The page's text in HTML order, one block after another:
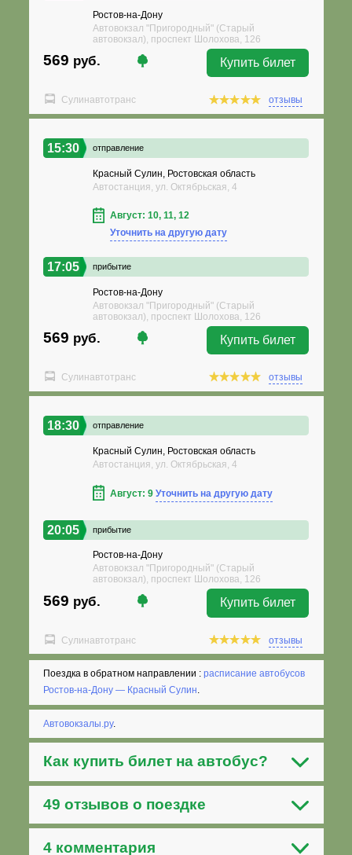
Ростов-на-Дону
Автовокзал "Пригородный" (Старый
автовокзал), проспект Шолохова, 126
569 руб. Купить билет
Сулинавтотранс отзывы
15:30 отправление
Красный Сулин, Ростовская область
Автостанция, ул. Октябрьская, 4
Август: 10, 11, 12
Уточнить на другую дату
17:05 прибытие
Ростов-на-Дону
Автовокзал "Пригородный" (Старый
автовокзал), проспект Шолохова, 126
569 руб. Купить билет
Сулинавтотранс отзывы
18:30 отправление
Красный Сулин, Ростовская область
Автостанция, ул. Октябрьская, 4
Август: 9 Уточнить на другую дату
20:05 прибытие
Ростов-на-Дону
Автовокзал "Пригородный" (Старый
автовокзал), проспект Шолохова, 126
569 руб. Купить билет
Сулинавтотранс отзывы
Поездка в обратном направлении :расписание автобусов
Ростов-на-Дону — Красный Сулин.
Автовокзалы.ру.
Как купить билет на автобус?
49 отзывов о поездке
4 комментария